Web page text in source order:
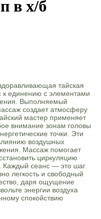
в х/б
тайская
к единению с элементами
Выполняемый
создает атмосферу
мастер применяет
внимание зонам головы
точки. Эти
воздушных
Массаж помогает
циркуляцию
Каждый сеанс — это шаг
легкость и свободный
даря ощущение
энергии воздуха
спокойствию